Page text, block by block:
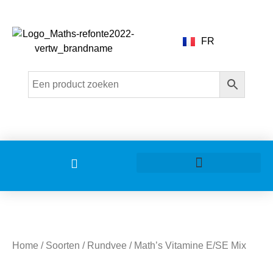
FR
Home / Soorten / Rundvee / Math’s Vitamine E/SE Mix